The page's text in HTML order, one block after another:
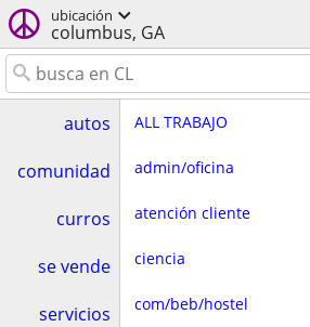
ubicación
columbus, GA
autos
comunidad
curros
se vende
servicios
ALL TRABAJO
admin/oficina
atención cliente
ciencia
com/beb/hostel